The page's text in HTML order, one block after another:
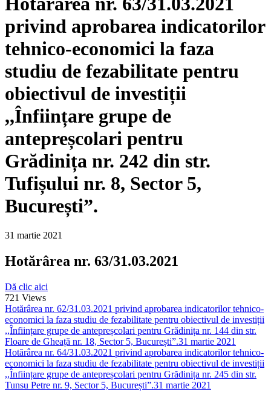
privind aprobarea indicatorilor
tehnico-economici la faza
studiu de fezabilitate pentru
obiectivul de investiții
,,Înființare grupe de
antepreșcolari pentru
Grădinița nr. 242 din str.
Tufișului nr. 8, Sector 5,
București”.
31 martie 2021
Hotărârea nr. 63/31.03.2021
Dă clic aici
721 Views
Hotărârea nr. 62/31.03.2021 privind aprobarea indicatorilor tehnico-
economici la faza studiu de fezabilitate pentru obiectivul de investiții
,,Înființare grupe de antepreșcolari pentru Grădinița nr. 144 din str.
Floare de Gheață nr. 18, Sector 5, București”.31 martie 2021
Hotărârea nr. 64/31.03.2021 privind aprobarea indicatorilor tehnico-
economici la faza studiu de fezabilitate pentru obiectivul de investiții
,,Înființare grupe de antepreșcolari pentru Grădinița nr. 245 din str.
Tunsu Petre nr. 9, Sector 5, București”.31 martie 2021